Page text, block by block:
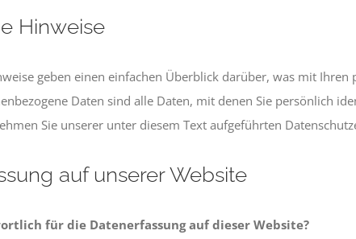
Hinweise
geben einen einfachen Überblick darüber, was mit
Daten sind alle Daten, mit denen Sie persönlich
Sie unserer unter diesem Text aufgeführten
auf unserer Website
für die Datenerfassung auf dieser Website?